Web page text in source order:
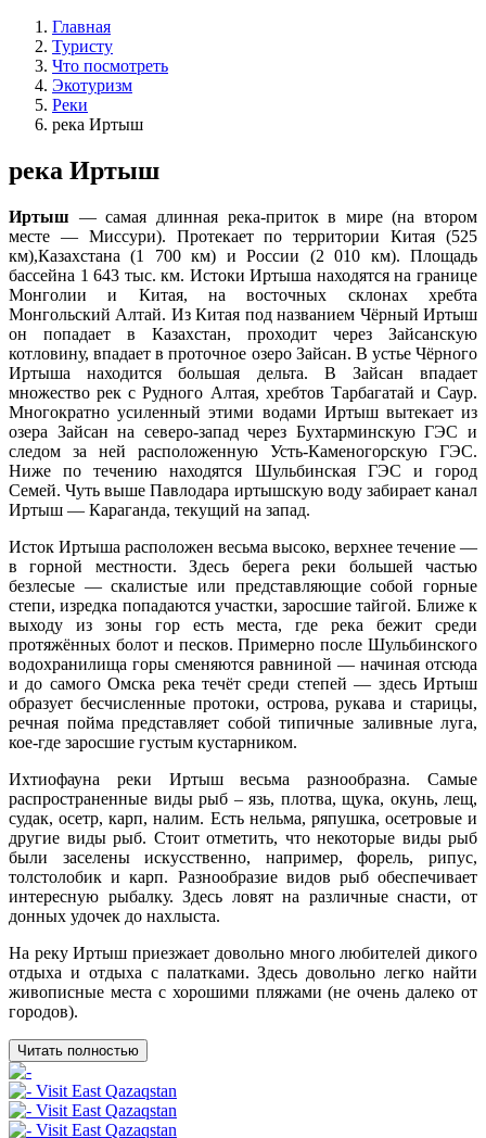
Главная
Туристу
Что посмотреть
Экотуризм
Реки
река Иртыш
река Иртыш
Иртыш — самая длинная река-приток в мире (на втором
месте — Миссури). Протекает по территории Китая (525
км),Казахстана (1 700 км) и России (2 010 км). Площадь
бассейна 1 643 тыс. км. Истоки Иртыша находятся на границе
Монголии и Китая, на восточных склонах хребта
Монгольский Алтай. Из Китая под названием Чёрный Иртыш
он попадает в Казахстан, проходит через Зайсанскую
котловину, впадает в проточное озеро Зайсан. В устье Чёрного
Иртыша находится большая дельта. В Зайсан впадает
множество рек с Рудного Алтая, хребтов Тарбагатай и Саур.
Многократно усиленный этими водами Иртыш вытекает из
озера Зайсан на северо-запад через Бухтарминскую ГЭС и
следом за ней расположенную Усть-Каменогорскую ГЭС.
Ниже по течению находятся Шульбинская ГЭС и город
Семей. Чуть выше Павлодара иртышскую воду забирает канал
Иртыш — Караганда, текущий на запад.
Исток Иртыша расположен весьма высоко, верхнее течение —
в горной местности. Здесь берега реки большей частью
безлесые — скалистые или представляющие собой горные
степи, изредка попадаются участки, заросшие тайгой. Ближе к
выходу из зоны гор есть места, где река бежит среди
протяжённых болот и песков. Примерно после Шульбинского
водохранилища горы сменяются равниной — начиная отсюда
и до самого Омска река течёт среди степей — здесь Иртыш
образует бесчисленные протоки, острова, рукава и старицы,
речная пойма представляет собой типичные заливные луга,
кое-где заросшие густым кустарником.
Ихтиофауна реки Иртыш весьма разнообразна. Самые
распространенные виды рыб – язь, плотва, щука, окунь, лещ,
судак, осетр, карп, налим. Есть нельма, ряпушка, осетровые и
другие виды рыб. Стоит отметить, что некоторые виды рыб
были заселены искусственно, например, форель, рипус,
толстолобик и карп. Разнообразие видов рыб обеспечивает
интересную рыбалку. Здесь ловят на различные снасти, от
донных удочек до нахлыста.
На реку Иртыш приезжает довольно много любителей дикого
отдыха и отдыха с палатками. Здесь довольно легко найти
живописные места с хорошими пляжами (не очень далеко от
городов).
Читать полностью